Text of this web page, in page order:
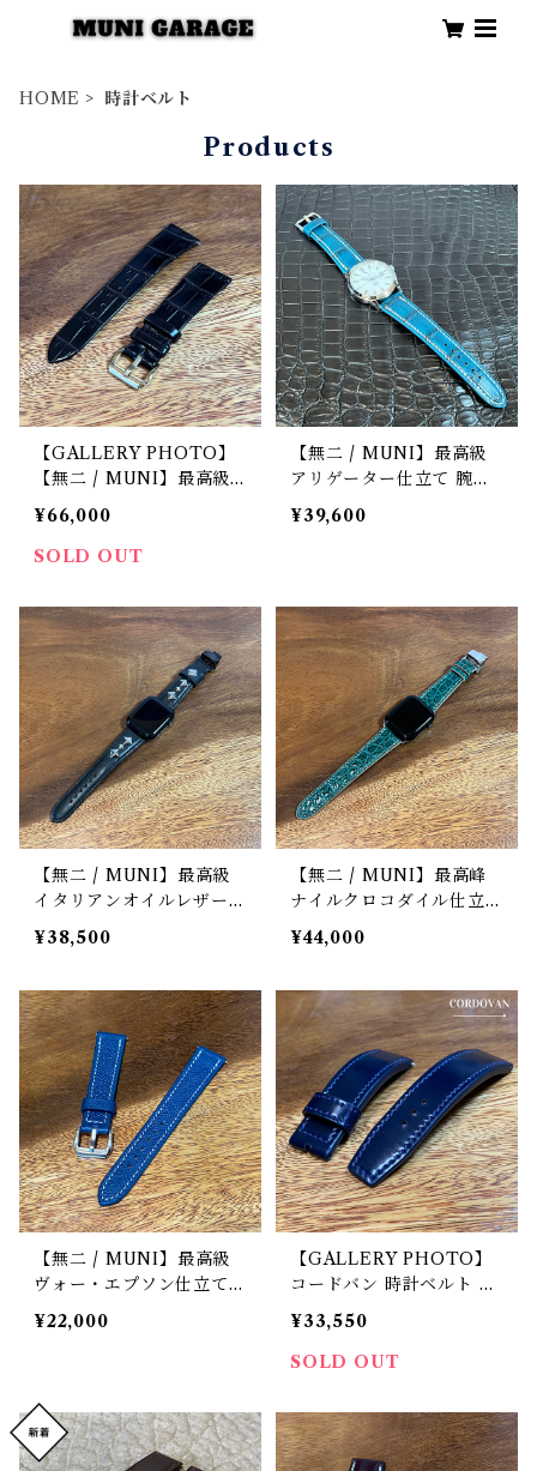
HOME 時計ベルト
Products
【GALLERY PHOTO】
【無二 / MUNI】最高級
クロコダイル（ニロティカ
ス）仕立て 腕時計専用レ
ザーストラップ ヘリ返し
（ラグ幅20mm）
¥66,000
SOLD OUT
【無二 / MUNI】最高級
アリゲーター仕立て 腕時
計レザーストラップ / コ
バルトグリーン・マット
¥39,600
【無二 / MUNI】最高級
イタリアンオイルレザー仕
立て Apple Watch専用ス
タッズストラップ / ブラ
¥38,500
【無二 / MUNI】最高峰
ナイルクロコダイル仕立て
Apple Watch専用ストラ
ップ 丸腑・グリーン（マ
革仕様
¥44,000
【無二 / MUNI】最高級
ヴォー・エプソン仕立て
時計ストラップ（時計ベル
ト）／ネイビー ラグ幅1
¥22,000
【GALLERY PHOTO】
コードバン 時計ベルト ダ
ークネイビー 22mm-20m
m ”クラシック” 極厚フラ
ット 剣先オメガ型 時計バ
¥33,550
SOLD OUT